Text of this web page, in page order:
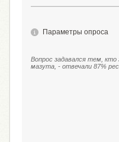
Параметры опроса
Вопрос задавался тем,
мазута, - отвечали 87%